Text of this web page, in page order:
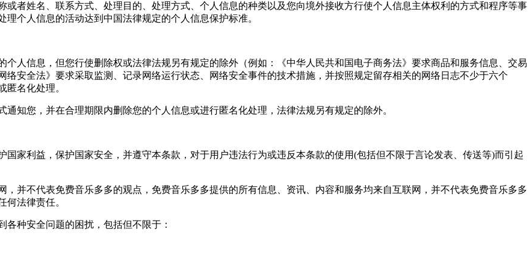
者姓名、联系方式、处理目的、处理方式、个人信息的种类以及您向境外接收方行使个人信息主体权利的方式和程序等事
个人信息的活动达到中国法律规定的个人信息保护标准。
人信息，但您行使删除权或法律法规另有规定的除外（例如：《中华人民共和国电子商务法》要求商品和服务信息、交易
安全法》要求采取监测、记录网络运行状态、网络安全事件的技术措施，并按照规定留存相关的网络日志不少于六个
匿名化处理。
知您，并在合理期限内删除您的个人信息或进行匿名化处理，法律法规另有规定的除外。
家利益，保护国家安全，并遵守本条款，对于用户违法行为或违反本条款的使用(包括但不限于言论发表、传送等)而引起
并不代表免费音乐多多的观点，免费音乐多多提供的所有信息、资讯、内容和服务均来自互联网，并不代表免费音乐多多
何法律责任。
种安全问题的困扰，包括但不限于：